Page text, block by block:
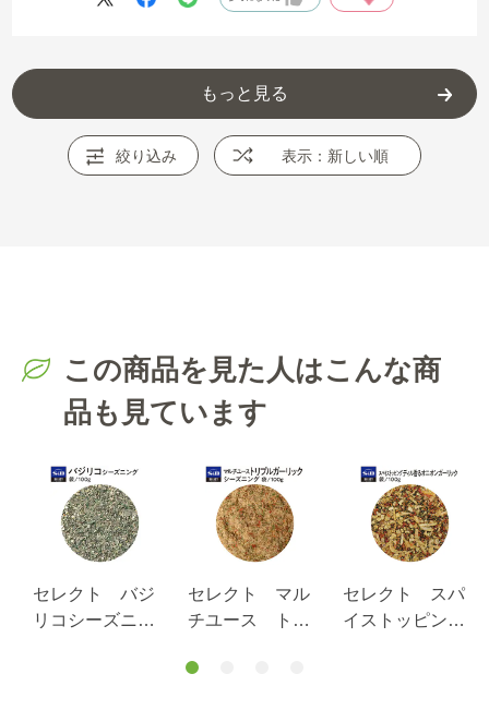
もっと見る
絞り込み 表示：新しい順
この商品を見た人はこんな商
品も見ています
セレクト バジ
リコシーズニン
セレクト マル
チユース トリ
シーズニング
セレクト スパ
イストッピン